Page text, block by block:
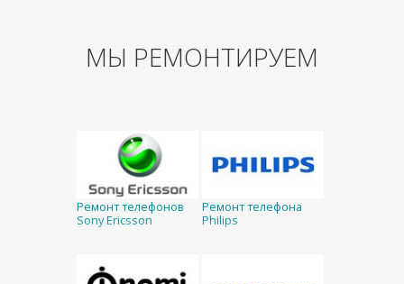
МЫ РЕМОНТИРУЕМ
Ремонт телефонов
Sony Ericsson
Ремонт телефона
Philips